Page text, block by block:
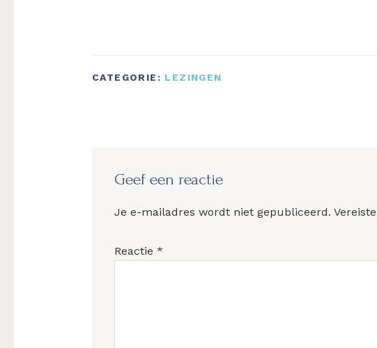
CATEGORIE: LEZINGEN
Interacties
Geef een reactie
Je e-mailadres wordt niet gepubliceerd.
Reactie *